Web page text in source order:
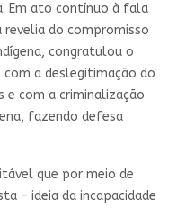
Em ato contínuo à fala
revelia do compromisso
congratulou o
a deslegitimação do
e com a criminalização
fazendo defesa
que por meio de
– ideia da incapacidade